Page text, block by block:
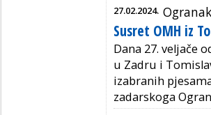
27.02.2024.
Susret OMH iz
Dana 27. veljače
u Zadru i
izabranih
zadarskoga